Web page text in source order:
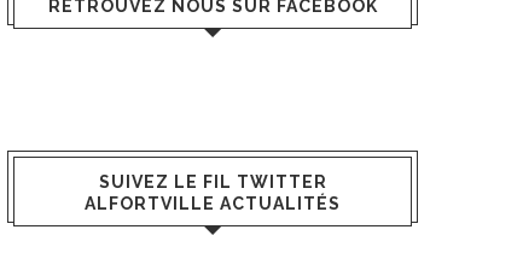
RETROUVEZ NOUS SUR FACEBOOK
SUIVEZ LE FIL TWITTER
ALFORTVILLE ACTUALITÉS